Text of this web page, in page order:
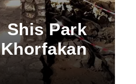
Shis Park
Khorfakan